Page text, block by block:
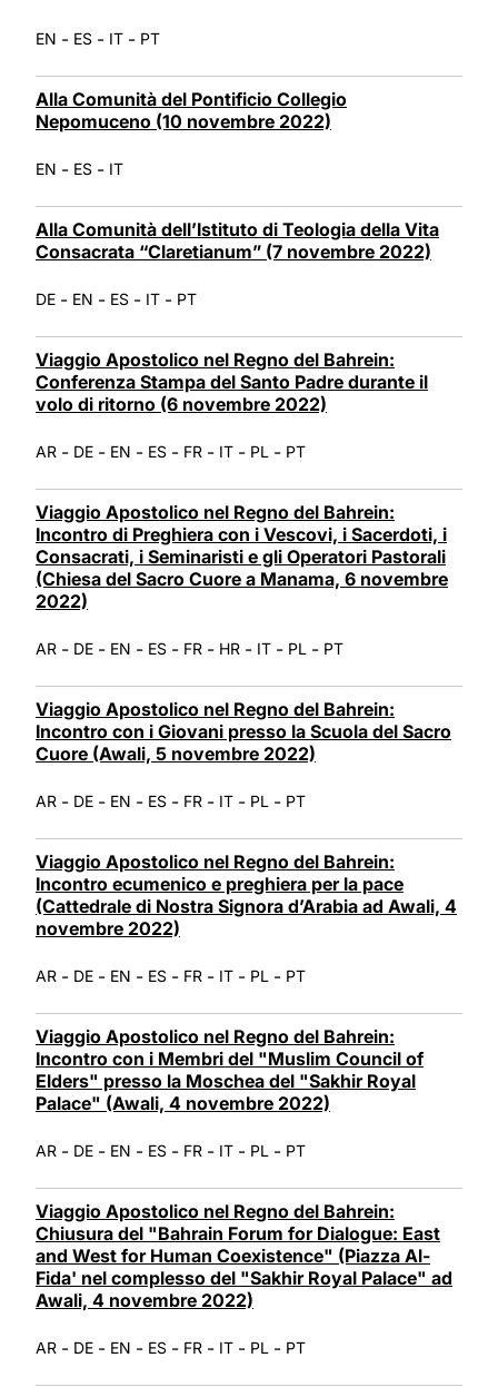
EN - ES - IT - PT
Alla Comunità del Pontificio Collegio
Nepomuceno (10 novembre 2022)
EN - ES - IT
Alla Comunità dell’Istituto di Teologia della Vita
Consacrata “Claretianum” (7 novembre 2022)
DE - EN - ES - IT - PT
Viaggio Apostolico nel Regno del Bahrein:
Conferenza Stampa del Santo Padre durante il
volo di ritorno (6 novembre 2022)
AR - DE - EN - ES - FR - IT - PL - PT
Viaggio Apostolico nel Regno del Bahrein:
Incontro di Preghiera con i Vescovi, i Sacerdoti, i
Consacrati, i Seminaristi e gli Operatori Pastorali
(Chiesa del Sacro Cuore a Manama, 6 novembre
2022)
AR - DE - EN - ES - FR - HR - IT - PL - PT
Viaggio Apostolico nel Regno del Bahrein:
Incontro con i Giovani presso la Scuola del Sacro
Cuore (Awali, 5 novembre 2022)
AR - DE - EN - ES - FR - IT - PL - PT
Viaggio Apostolico nel Regno del Bahrein:
Incontro ecumenico e preghiera per la pace
(Cattedrale di Nostra Signora d’Arabia ad Awali, 4
novembre 2022)
AR - DE - EN - ES - FR - IT - PL - PT
Viaggio Apostolico nel Regno del Bahrein:
Incontro con i Membri del "Muslim Council of
Elders" presso la Moschea del "Sakhir Royal
Palace" (Awali, 4 novembre 2022)
AR - DE - EN - ES - FR - IT - PL - PT
Viaggio Apostolico nel Regno del Bahrein:
Chiusura del "Bahrain Forum for Dialogue: East
and West for Human Coexistence" (Piazza Al-
Fida' nel complesso del "Sakhir Royal Palace" ad
Awali, 4 novembre 2022)
AR - DE - EN - ES - FR - IT - PL - PT